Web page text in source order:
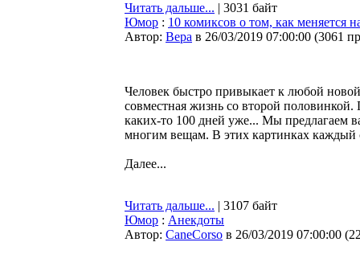
Читать дальше... | 3031 байт
Юмор : 10 комиксов о том, как меняется
Автор: Bepa в 26/03/2019 07:00:00 (3061
Человек быстро привыкает к любой
совместная жизнь со второй
каких-то 100 дней уже... Мы предлагаем
многим вещам. В этих картинках каждый
Далее...
Читать дальше... | 3107 байт
Юмор : Анекдоты
Автор: CaneCorso в 26/03/2019 07:00:00 (